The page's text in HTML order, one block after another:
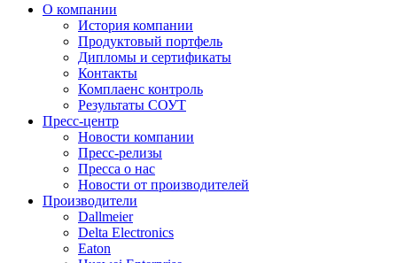
О компании
История компании
Продуктовый портфель
Дипломы и сертификаты
Контакты
Комплаенс контроль
Результаты СОУТ
Пресс-центр
Новости компании
Пресс-релизы
Пресса о нас
Новости от производителей
Производители
Dallmeier
Delta Electronics
Eaton